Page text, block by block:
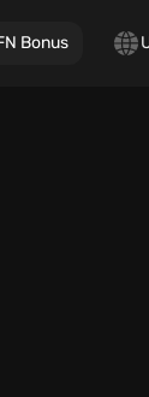
Bonus